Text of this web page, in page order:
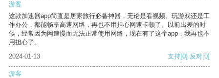
游客
这款加速器app简直是居家旅行必备神器，无论是看视频、玩游戏还是工
作办公，都能畅享高速网络，再也不用担心网速卡顿了。以前出差的时
候，经常因为网速慢而无法正常使用网络，现在有了这个app，我再也不
用担心了。
2024-01-13
支持[0] 反对[0]
游客